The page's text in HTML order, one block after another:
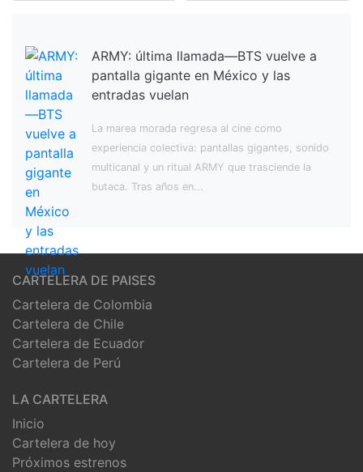
ARMY: última llamada—BTS vuelve a
pantalla gigante en México y las
entradas vuelan
La marea morada regresa al cine como
experiencia colectiva: pantallas gigantes, sonido
multicanal y un ritual ARMY que trasciende la
butaca. Tras años en...
CARTELERA DE PAISES
Cartelera de Colombia
Cartelera de Chile
Cartelera de Ecuador
Cartelera de Perú
LA CARTELERA
Inicio
Cartelera de hoy
Próximos estrenos